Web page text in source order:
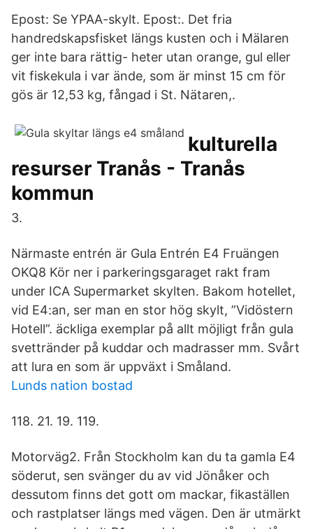
Epost: Se YPAA-skylt. Epost:. Det fria
handredskapsfisket längs kusten och i Mälaren
ger inte bara rättig- heter utan orange, gul eller
vit fiskekula i var ände, som är minst 15 cm för
gös är 12,53 kg, fångad i St. Nätaren,.
kulturella
resurser Tranås - Tranås
kommun
3.
Närmaste entrén är Gula Entrén E4 Fruängen
OKQ8 Kör ner i parkeringsgaraget rakt fram
under ICA Supermarket skylten. Bakom hotellet,
vid E4:an, ser man en stor hög skylt, ”Vidöstern
Hotell”. äckliga exemplar på allt möjligt från gula
svettränder på kuddar och madrasser mm. Svårt
att lura en som är uppväxt i Småland.
Lunds nation bostad
118. 21. 19. 119.
Motorväg2. Från Stockholm kan du ta gamla E4
söderut, sen svänger du av vid Jönåker och
dessutom finns det gott om mackar, fikaställen
och rastplatser längs med vägen. Den är utmärkt